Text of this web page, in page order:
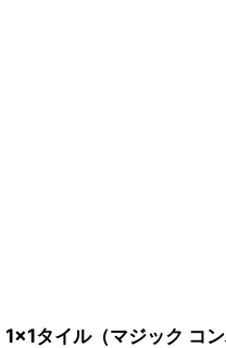
1x1タイル（マジック コ